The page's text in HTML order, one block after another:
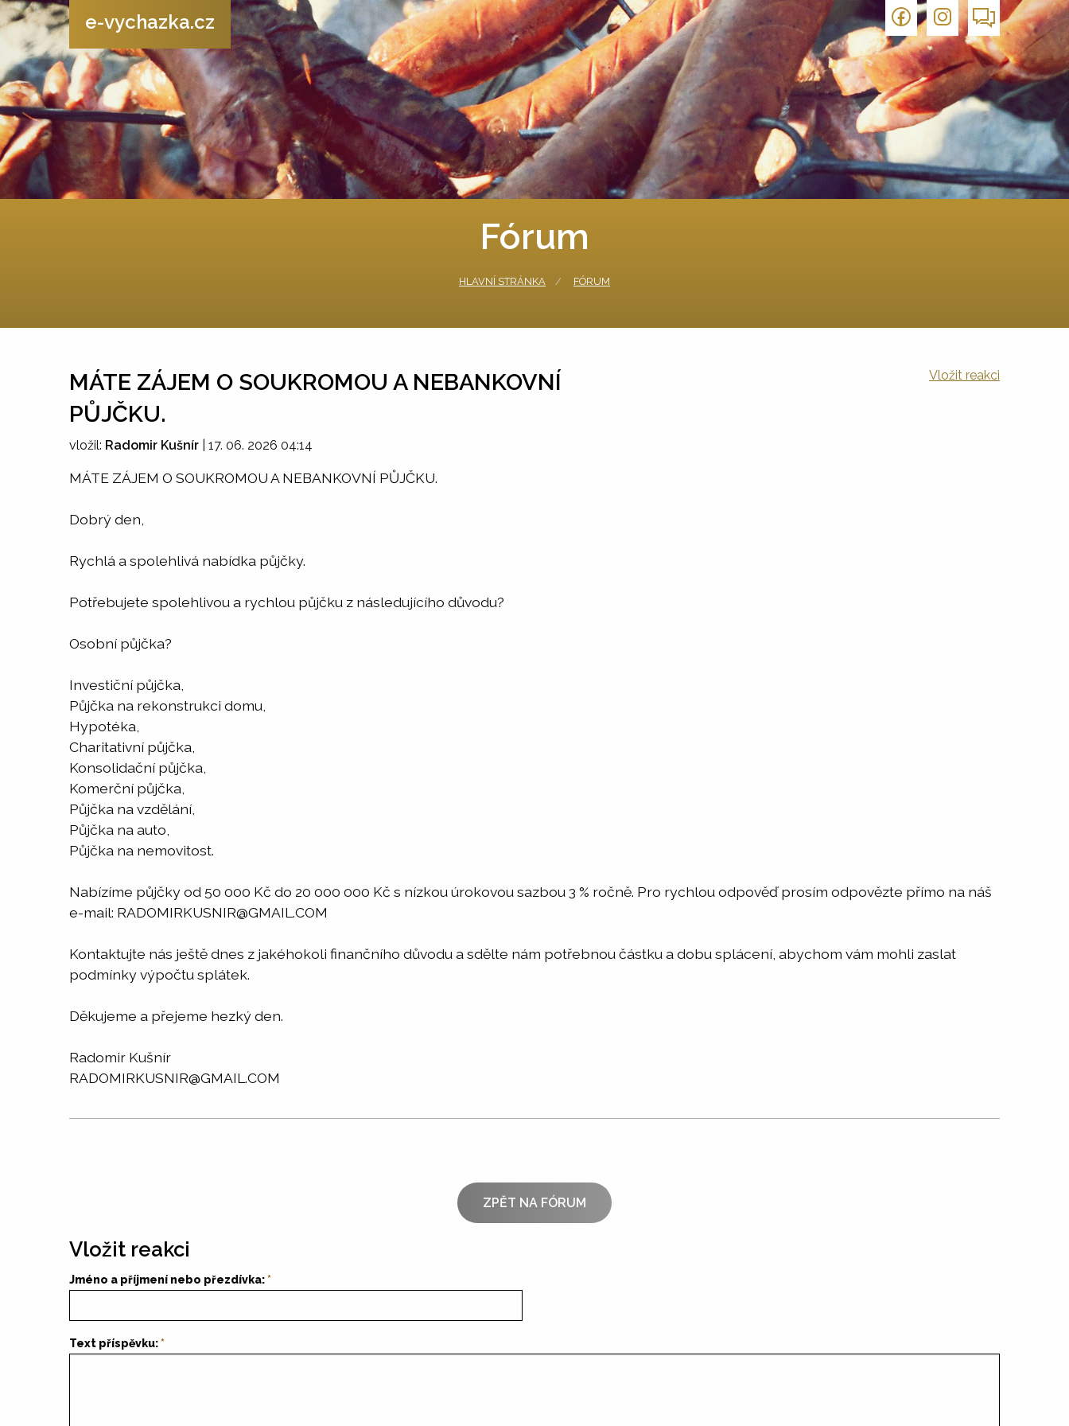
e-vychazka.cz
Fórum
HLAVNÍ STRÁNKA FÓRUM
MÁTE ZÁJEM O SOUKROMOU A NEBANKOVNÍ
PŮJČKU.
Vložit reakci
vložil: Radomir Kušnír 17. 06. 2026 04:14
MÁTE ZÁJEM O SOUKROMOU A NEBANKOVNÍ PŮJČKU.
Dobrý den,
Rychlá a spolehlivá nabídka půjčky.
Potřebujete spolehlivou a rychlou půjčku z následujícího důvodu?
Osobní půjčka?
Investiční půjčka,
Půjčka na rekonstrukci domu,
Hypotéka,
Charitativní půjčka,
Konsolidační půjčka,
Komerční půjčka,
Půjčka na vzdělání,
Půjčka na auto,
Půjčka na nemovitost.
Nabízíme půjčky od 50 000 Kč do 20 000 000 Kč s nízkou úrokovou sazbou 3 % ročně. Pro rychlou odpověď prosím odpovězte přímo na náš
e-mail: RADOMIRKUSNIR@GMAIL.COM
Kontaktujte nás ještě dnes z jakéhokoli finančního důvodu a sdělte nám potřebnou částku a dobu splácení, abychom vám mohli zaslat
podmínky výpočtu splátek.
Děkujeme a přejeme hezký den.
Radomir Kušnír
RADOMIRKUSNIR@GMAIL.COM
ZPĚT NA FÓRUM
Vložit reakci
Jméno a příjmení nebo přezdívka:
Text příspěvku: